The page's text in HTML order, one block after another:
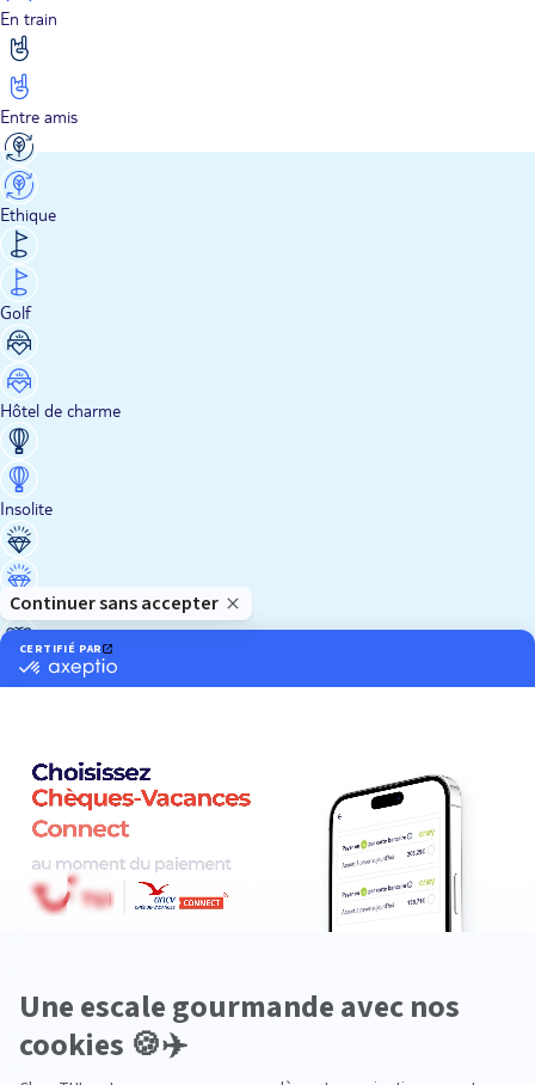
En train
Entre amis
Ethique
Golf
Hôtel de charme
Insolite
Luxe
Neige
Plongée
Premium